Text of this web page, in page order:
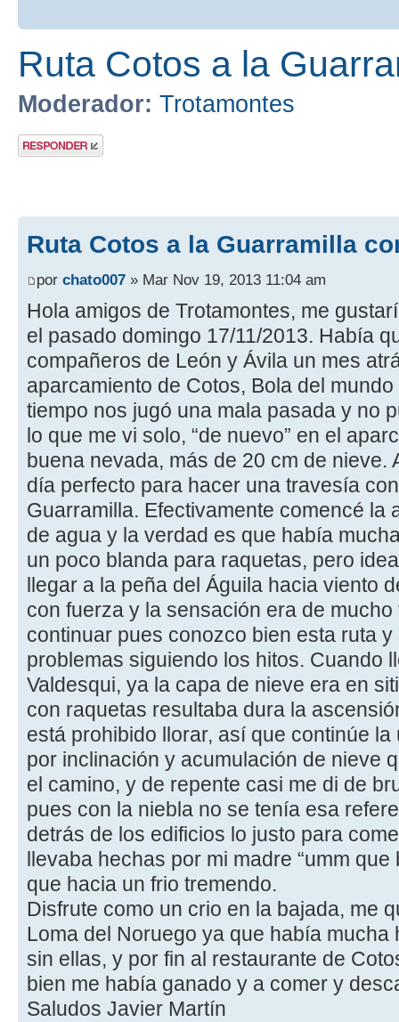
Ruta Cotos a la
Moderador: Trotamontes
Publicar una
respuesta
Ruta Cotos a la Guarramilla
por chato007 » Mar Nov 19, 2013 11:04 am
Hola amigos de Trotamontes, me
el pasado domingo 17/11/2013. Había
compañeros de León y Ávila un mes
aparcamiento de Cotos, Bola del
tiempo nos jugó una mala pasada y no
lo que me vi solo, “de nuevo” en el
buena nevada, más de 20 cm de nieve.
día perfecto para hacer una travesía
Guarramilla. Efectivamente comencé la
de agua y la verdad es que había
un poco blanda para raquetas, pero
llegar a la peña del Águila hacia viento
con fuerza y la sensación era de
continuar pues conozco bien esta ruta
problemas siguiendo los hitos. Cuando
Valdesqui, ya la capa de nieve era en
con raquetas resultaba dura la
está prohibido llorar, así que continúe
por inclinación y acumulación de nieve
el camino, y de repente casi me di de
pues con la niebla no se tenía esa
detrás de los edificios lo justo para
llevaba hechas por mi madre “umm
que hacia un frio tremendo.
Disfrute como un crio en la bajada, me
Loma del Noruego ya que había
sin ellas, y por fin al restaurante de
bien me había ganado y a comer y
Saludos Javier Martín